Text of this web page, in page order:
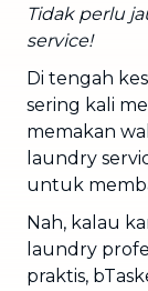
Tidak perlu
service!
Di tengah
sering kali
memakan
laundry
untuk
Nah, kalau
laundry
praktis,